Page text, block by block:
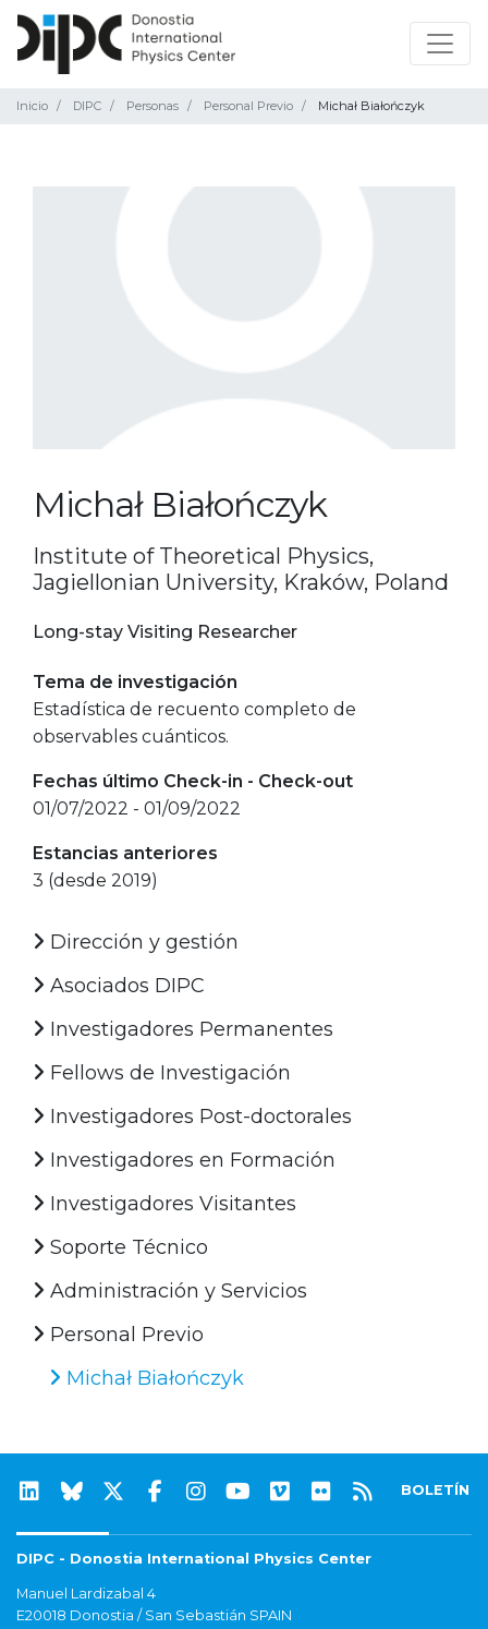
Inicio DIPC Personas Personal Previo Michał Białończyk
Michał Białończyk
Institute of Theoretical Physics,
Jagiellonian University, Kraków, Poland
Long-stay Visiting Researcher
Tema de investigación
Estadística de recuento completo de
observables cuánticos.
Fechas último Check-in - Check-out
01/07/2022 - 01/09/2022
Estancias anteriores
3 (desde 2019)
Dirección y gestión
Asociados DIPC
Investigadores Permanentes
Fellows de Investigación
Investigadores Post-doctorales
Investigadores en Formación
Investigadores Visitantes
Soporte Técnico
Administración y Servicios
Personal Previo
Michał Białończyk
BOLETÍN
DIPC - Donostia International Physics Center
Manuel Lardizabal 4
E20018 Donostia / San Sebastián SPAIN